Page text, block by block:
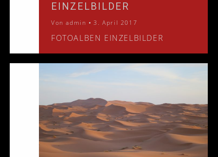
EINZELBILDER
Vonadmin 3. April 2017
FOTOALBEN EINZELBILDER